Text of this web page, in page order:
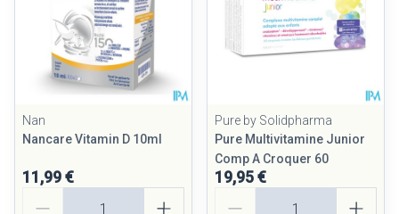
Nan
Nancare Vitamin D 10ml
11,99 €
Pure by Solidpharma
Pure Multivitamine Junior
Comp A Croquer 60
19,95 €